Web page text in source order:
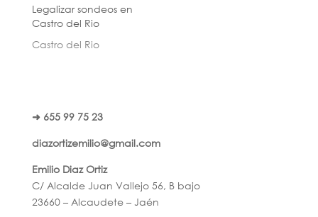
Legalizar sondeos en
Castro del Rio
Castro del Rio
➜ 655 99 75 23
diazortizemilio@gmail.com
Emilio Diaz Ortiz
C/ Alcalde Juan Vallejo 56, B bajo
23660 – Alcaudete – Jaén